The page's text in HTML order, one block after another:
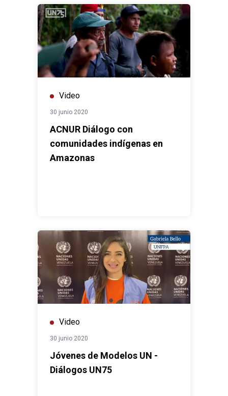
Video
30 junio 2020
ACNUR Diálogo con
comunidades indígenas en
Amazonas
Video
30 junio 2020
Jóvenes de Modelos UN -
Diálogos UN75